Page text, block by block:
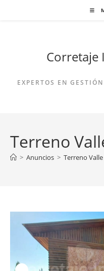
Corretaje
EXPERTOS EN
Terreno
> Anuncios > Terreno